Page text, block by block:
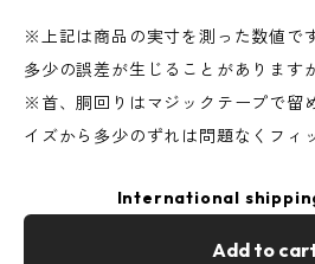
※上記は商品の実寸を測った数値で
多少の誤差が生じることがあります
※首、胴回りはマジックテープで留
イズから多少のずれは問題なくフィ
International
Add to